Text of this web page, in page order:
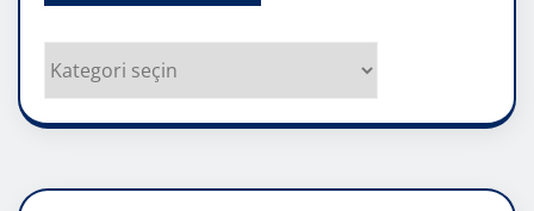
Kategoriler